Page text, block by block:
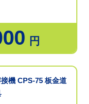
円
機 CPS-75 板金道